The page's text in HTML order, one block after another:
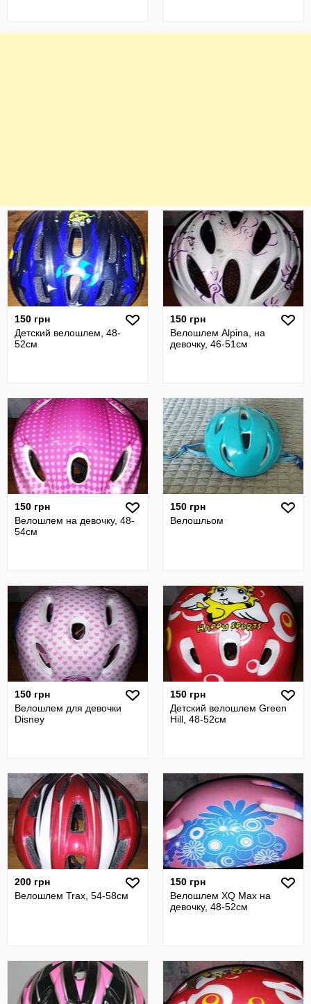
150 грн
Детский велошлем, 48-
52см
150 грн
Велошлем Alpina, на
девочку, 46-51см
150 грн
Велошлем на девочку, 48-
54см
150 грн
Велошльом
150 грн
Велошлем для девочки
Disney
150 грн
Детский велошлем Green
Hill, 48-52см
200 грн
Велошлем Trax, 54-58см
150 грн
Велошлем XQ Max на
девочку, 48-52см